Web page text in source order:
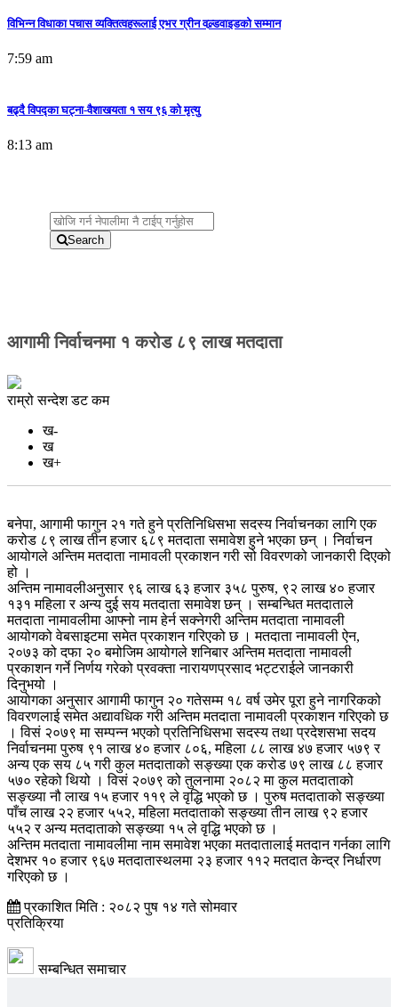
संकल्प कलेजमा अन्तर कलेज फुटसल, न्याथोमले जित्यो उपाधी
5:52 pm
विभिन्न विधाका पचास व्यक्तित्वहरूलाई एभर ग्रीन वल्र्डवाइडको सम्मान
7:59 am
बढ्दै विपद्का घट्ना-वैशाखयता १ सय ९६ को मृत्यु
8:13 am
5:07 pm
Search
आगामी निर्वाचनमा १ करोड ८९ लाख मतदाता
राम्रो सन्देश डट कम
ख-
ख
ख+
बनेपा, आगामी फागुन २१ गते हुने प्रतिनिधिसभा सदस्य निर्वाचनका लागि एक
करोड ८९ लाख तीन हजार ६८९ मतदाता समावेश हुने भएका छन् । निर्वाचन
आयोगले अन्तिम मतदाता नामावली प्रकाशन गरी सो विवरणको जानकारी दिएको
हो ।
अन्तिम नामावलीअनुसार ९६ लाख ६३ हजार ३५८ पुरुष, ९२ लाख ४० हजार
१३१ महिला र अन्य दुई सय मतदाता समावेश छन् । सम्बन्धित मतदाताले
मतदाता नामावलीमा आफ्नो नाम हेर्न सक्नेगरी अन्तिम मतदाता नामावली
आयोगको वेबसाइटमा समेत प्रकाशन गरिएको छ । मतदाता नामावली ऐन,
२०७३ को दफा २० बमोजिम आयोगले शनिबार अन्तिम मतदाता नामावली
प्रकाशन गर्ने निर्णय गरेको प्रवक्ता नारायणप्रसाद भट्टराईले जानकारी
दिनुभयो ।
आयोगका अनुसार आगामी फागुन २० गतेसम्म १८ वर्ष उमेर पूरा हुने नागरिकको
विवरणलाई समेत अद्यावधिक गरी अन्तिम मतदाता नामावली प्रकाशन गरिएको छ
। विसं २०७९ मा सम्पन्न भएको प्रतिनिधिसभा सदस्य तथा प्रदेशसभा सदय
निर्वाचनमा पुरुष ९१ लाख ४० हजार ८०६, महिला ८८ लाख ४७ हजार ५७९ र
अन्य एक सय ८५ गरी कुल मतदाताको सङ्ख्या एक करोड ७९ लाख ८८ हजार
५७० रहेको थियो । विसं २०७९ को तुलनामा २०८२ मा कुल मतदाताको
सङ्ख्या नौ लाख १५ हजार ११९ ले वृद्धि भएको छ । पुरुष मतदाताको सङ्ख्या
पाँच लाख २२ हजार ५५२, महिला मतदाताको सङ्ख्या तीन लाख ९२ हजार
५५२ र अन्य मतदाताको सङ्ख्या १५ ले वृद्धि भएको छ ।
अन्तिम मतदाता नामावलीमा नाम समावेश भएका मतदातालाई मतदान गर्नका लागि
देशभर १० हजार ९६७ मतदातास्थलमा २३ हजार ११२ मतदात केन्द्र निर्धारण
गरिएको छ ।
प्रकाशित मिति : २०८२ पुष १४ गते सोमवार
प्रतिक्रिया
सम्बन्धित समाचार